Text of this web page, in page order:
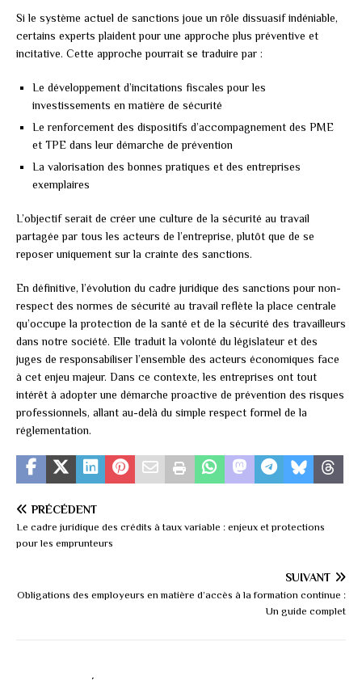
Si le système actuel de sanctions joue un rôle dissuasif indéniable,
certains experts plaident pour une approche plus préventive et
incitative. Cette approche pourrait se traduire par :
Le développement d’incitations fiscales pour les
investissements en matière de sécurité
Le renforcement des dispositifs d’accompagnement des PME
et TPE dans leur démarche de prévention
La valorisation des bonnes pratiques et des entreprises
exemplaires
L’objectif serait de créer une culture de la sécurité au travail
partagée par tous les acteurs de l’entreprise, plutôt que de se
reposer uniquement sur la crainte des sanctions.
En définitive, l’évolution du cadre juridique des sanctions pour non-
respect des normes de sécurité au travail reflète la place centrale
qu’occupe la protection de la santé et de la sécurité des travailleurs
dans notre société. Elle traduit la volonté du législateur et des
juges de responsabiliser l’ensemble des acteurs économiques face
à cet enjeu majeur. Dans ce contexte, les entreprises ont tout
intérêt à adopter une démarche proactive de prévention des risques
professionnels, allant au-delà du simple respect formel de la
réglementation.
PRÉCÉDENT
Le cadre juridique des crédits à taux variable : enjeux et protections
pour les emprunteurs
SUIVANT
Obligations des employeurs en matière d’accès à la formation continue :
Un guide complet